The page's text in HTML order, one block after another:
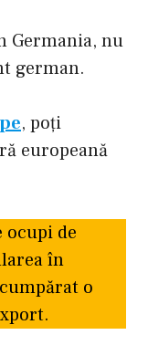
Germania, nu
german.
, poți
europeană
ocupi de
în
o